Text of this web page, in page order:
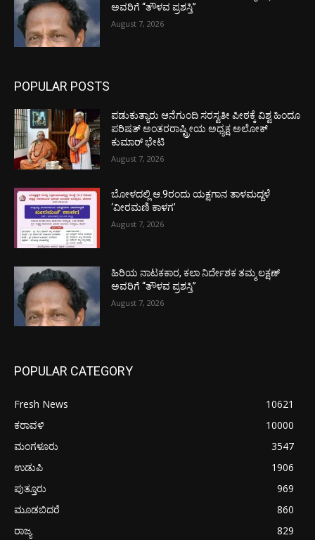
ಅವರಿಗೆ “ತೌಳವ ಪ್ರಶಸ್ತಿ”
August 7, 2026
POPULAR POSTS
ಪಡುಕುತ್ಯಾರು ಆನೆಗುಂದಿ ಸರಸ್ವತೀ ಪೀಠಕ್ಕೆ ವಿಶ್ವ ಹಿಂದೂ
ಪರಿಷತ್ ಅಂತರರಾಷ್ಟ್ರೀಯ ಅಧ್ಯಕ್ಷ ಅಲೋಕ್
ಕುಮಾರ್ ಭೇಟಿ
August 7, 2026
ಬೋಳದಲ್ಲಿ ಆ.9ರಂದು ಯಕ್ಷಗಾನ ತಾಳಮದ್ದಳೆ
‘ವೀರಮಣಿ ಕಾಳಗ’
August 7, 2026
ಹಿರಿಯ ನಾಟಕಕಾರ, ಕಲಾ ನಿರ್ದೇಶಕ ತಮ್ಮ ಲಕ್ಷಣ್
ಅವರಿಗೆ “ತೌಳವ ಪ್ರಶಸ್ತಿ”
August 7, 2026
POPULAR CATEGORY
Fresh News
10621
ಕರಾವಳಿ
10000
ಮಂಗಳೂರು
3547
ಉಡುಪಿ
1906
ಪುತ್ತೂರು
969
ಮೂಡಬಿದರೆ
860
ರಾಜ್ಯ
829